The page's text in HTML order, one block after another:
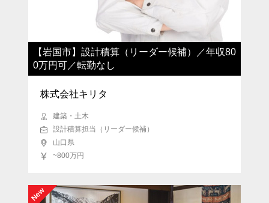
【岩国市】設計積算（リーダー候補）／年収80
0万円可／転勤なし
株式会社キリタ
建築・土木
設計積算担当（リーダー候補）
山口県
~800万円
New